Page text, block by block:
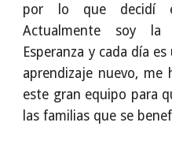
por lo que decidí
Actualmente soy la
Esperanza y cada día
aprendizaje nuevo, me
este gran equipo para
las familias que se